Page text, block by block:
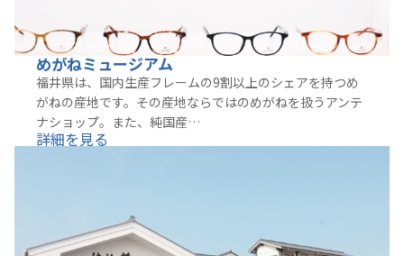
めがねミュージアム
福井県は、国内生産フレームの9割以上のシェアを持つめ
がねの産地です。その産地ならではのめがねを扱うアンテ
ナショップ。また、純国産…
詳細を見る